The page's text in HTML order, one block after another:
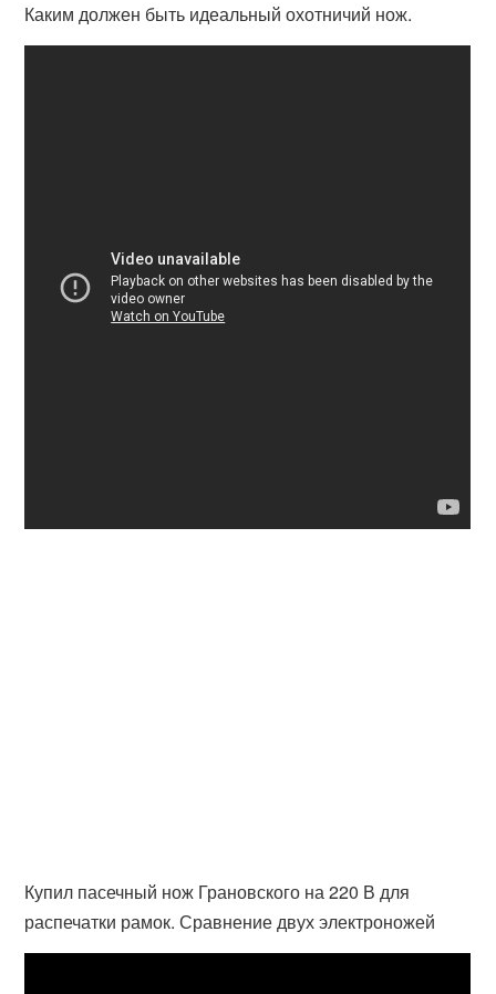
Каким должен быть идеальный охотничий нож.
Купил пасечный нож Грановского на 220 В для
распечатки рамок. Сравнение двух электроножей